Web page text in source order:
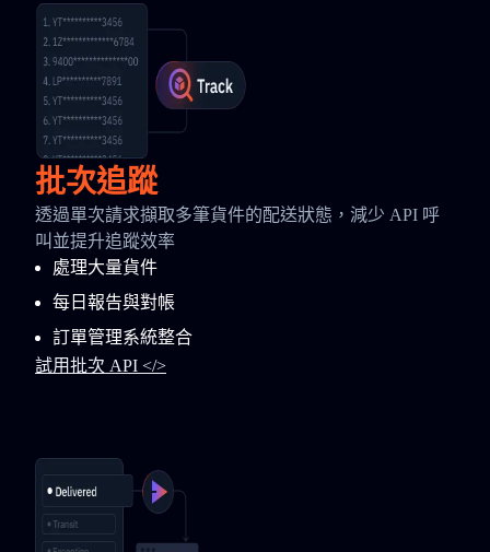
批次追蹤
透過單次請求擷取多筆貨件的配送狀態，減少 API 呼
叫並提升追蹤效率
處理大量貨件
每日報告與對帳
訂單管理系統整合
試用批次 API </>